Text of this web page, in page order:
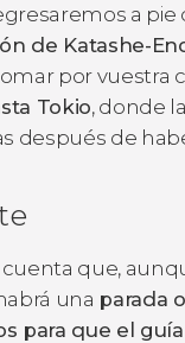
a pie
de Katashe-
por vuestra
Tokio, donde
después de
que,
una parada
para que el